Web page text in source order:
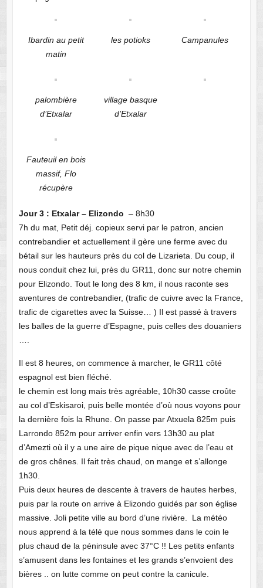
Ibardin au petit
matin
les potioks Campanules
palombière
d’Etxalar
village basque
d’Etxalar
Fauteuil en bois
massif, Flo
récupère
Jour 3 : Etxalar – Elizondo – 8h30
7h du mat, Petit déj. copieux servi par le patron, ancien
contrebandier et actuellement il gère une ferme avec du
bétail sur les hauteurs près du col de Lizarieta. Du coup, il
nous conduit chez lui, près du GR11, donc sur notre chemin
pour Elizondo. Tout le long des 8 km, il nous raconte ses
aventures de contrebandier, (trafic de cuivre avec la France,
trafic de cigarettes avec la Suisse… ) Il est passé à travers
les balles de la guerre d’Espagne, puis celles des douaniers
Il est 8 heures, on commence à marcher, le GR11 côté
espagnol est bien fléché.
le chemin est long mais très agréable, 10h30 casse croûte
au col d’Eskisaroi, puis belle montée d’où nous voyons pour
la dernière fois la Rhune. On passe par Atxuela 825m puis
Larrondo 852m pour arriver enfin vers 13h30 au plat
d’Amezti où il y a une aire de pique nique avec de l’eau et
de gros chênes. Il fait très chaud, on mange et s’allonge
1h30.
Puis deux heures de descente à travers de hautes herbes,
puis par la route on arrive à Elizondo guidés par son église
massive. Joli petite ville au bord d’une rivière. La météo
nous apprend à la télé que nous sommes dans le coin le
plus chaud de la péninsule avec 37°C !! Les petits enfants
s’amusent dans les fontaines et les grands s’envoient des
bières .. on lutte comme on peut contre la canicule.